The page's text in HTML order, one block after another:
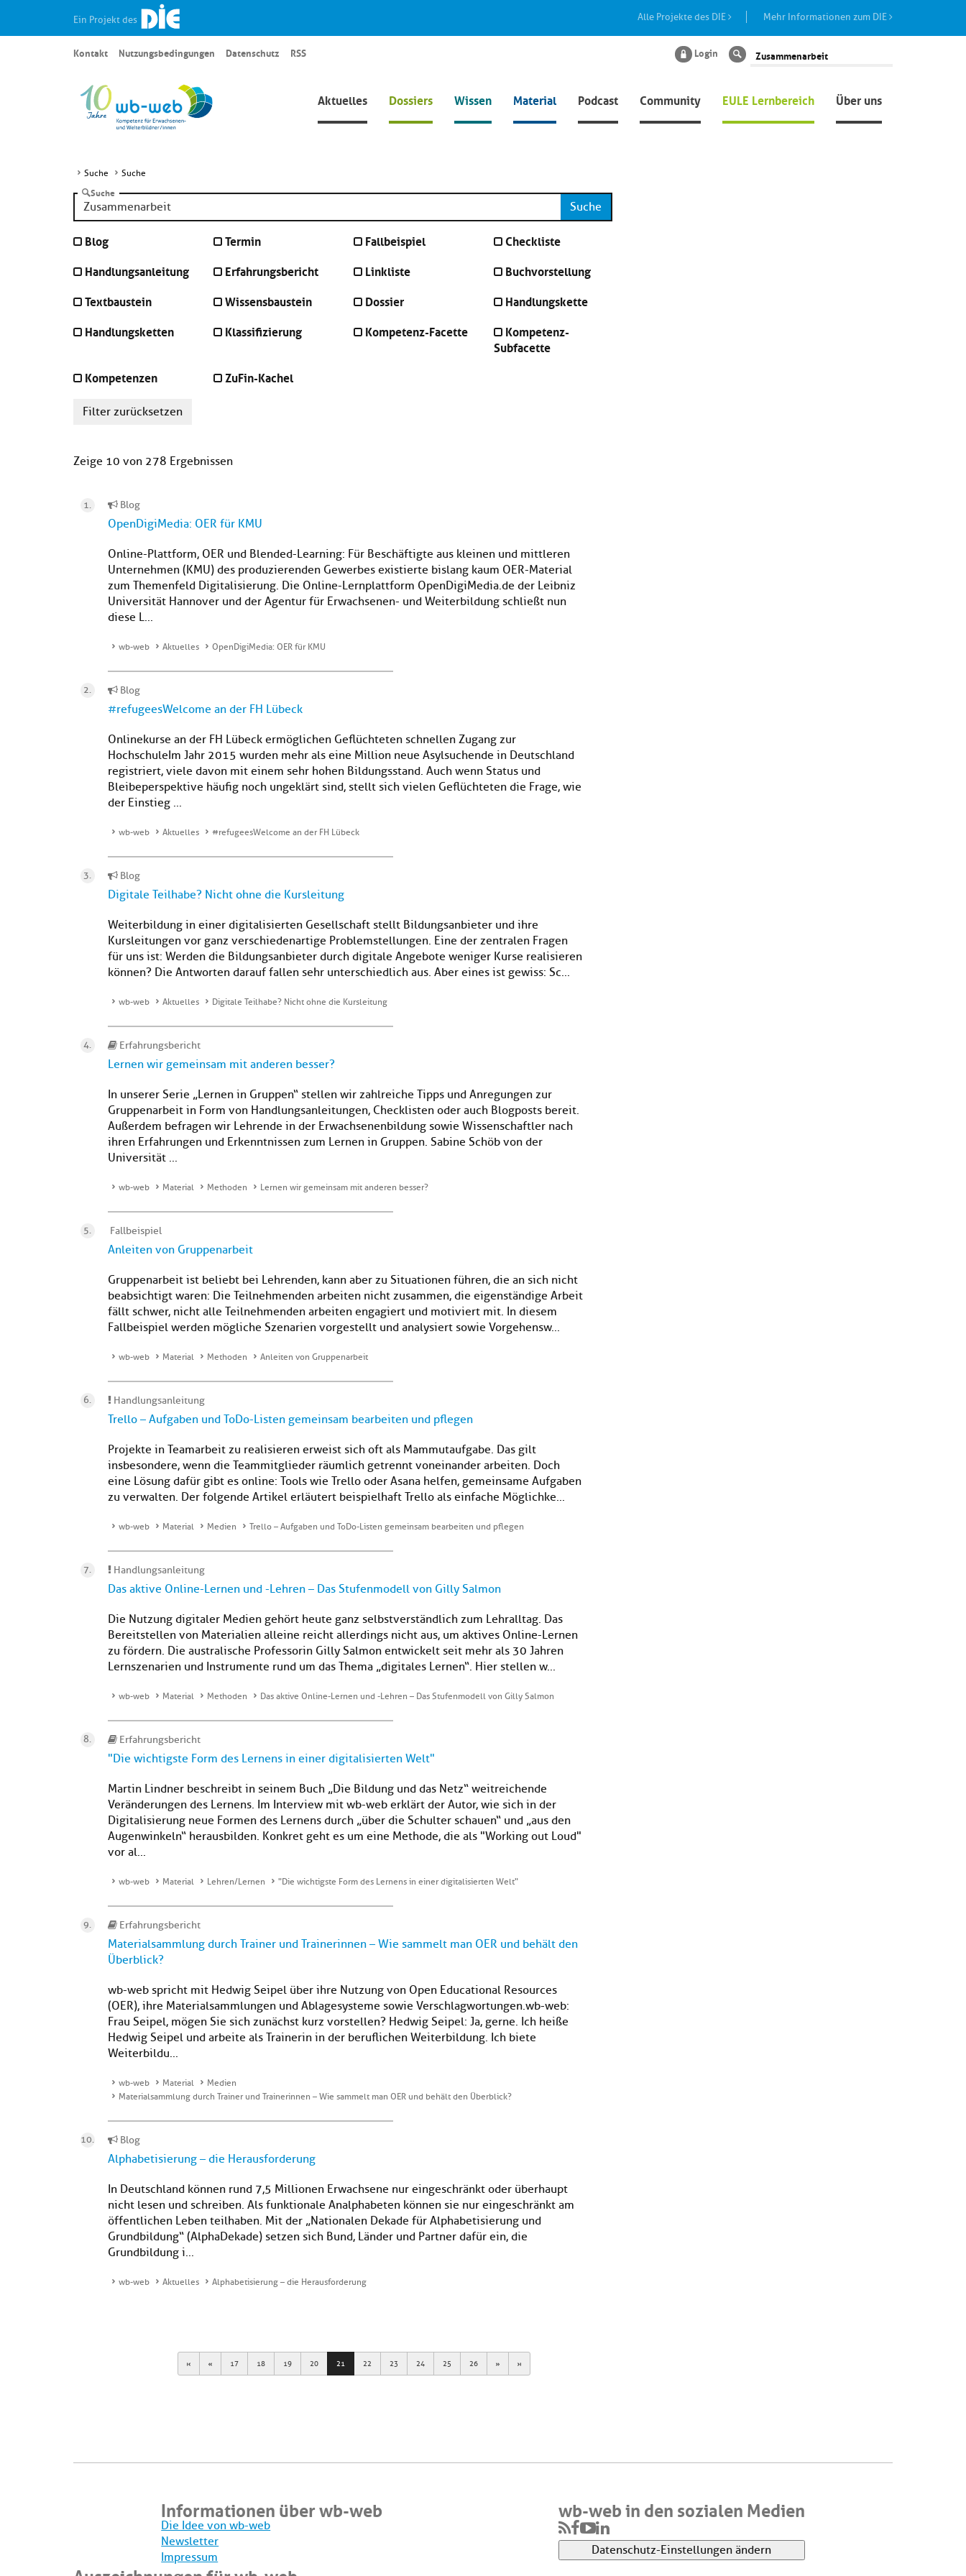
Ein Projekt des Alle Projekte des DIE Mehr Informationen zum DIE
Aktuelles Dossiers Wissen Material Podcast Community EULE Lernbereich Über uns
Kontakt Nutzungsbedingungen Datenschutz RSS Login Suche
Suche Suche
Suche
Suche
Blog Termin Fallbeispiel
Checkliste
Handlungsanleitung
Erfahrungsbericht Linkliste
Buchvorstellung
Textbaustein
Wissensbaustein Dossier
Handlungskette
Handlungsketten
Klassifizierung Kompetenz-Facette
Kompetenz-
Subfacette
Kompetenzen
ZuFin-Kachel
Filter zurücksetzen
Zeige 10 von 278 Ergebnissen
Blog
OpenDigiMedia: OER für KMU
Online-Plattform, OER und Blended-Learning: Für Beschäftigte aus kleinen und mittleren
Unternehmen (KMU) des produzierenden Gewerbes existierte bislang kaum OER-Material
zum Themenfeld Digitalisierung. Die Online-Lernplattform OpenDigiMedia.de der Leibniz
Universität Hannover und der Agentur für Erwachsenen- und Weiterbildung schließt nun
diese L...
wb-web Aktuelles OpenDigiMedia: OER für KMU
Blog
#refugeesWelcome an der FH Lübeck
Onlinekurse an der FH Lübeck ermöglichen Geflüchteten schnellen Zugang zur
Hochschule Im Jahr 2015 wurden mehr als eine Million neue Asylsuchende in Deutschland
registriert, viele davon mit einem sehr hohen Bildungsstand. Auch wenn Status und
Bleibeperspektive häufig noch ungeklärt sind, stellt sich vielen Geflüchteten die Frage, wie
der Einstieg ...
wb-web Aktuelles #refugeesWelcome an der FH Lübeck
Blog
Digitale Teilhabe? Nicht ohne die Kursleitung
Weiterbildung in einer digitalisierten Gesellschaft stellt Bildungsanbieter und ihre
Kursleitungen vor ganz verschiedenartige Problemstellungen. Eine der zentralen Fragen
für uns ist: Werden die Bildungsanbieter durch digitale Angebote weniger Kurse realisieren
können? Die Antworten darauf fallen sehr unterschiedlich aus. Aber eines ist gewiss: Sc...
wb-web Aktuelles Digitale Teilhabe? Nicht ohne die Kursleitung
Erfahrungsbericht
Lernen wir gemeinsam mit anderen besser?
In unserer Serie „Lernen in Gruppen“ stellen wir zahlreiche Tipps und Anregungen zur
Gruppenarbeit in Form von Handlungsanleitungen, Checklisten oder auch Blogposts bereit.
Außerdem befragen wir Lehrende in der Erwachsenenbildung sowie Wissenschaftler nach
ihren Erfahrungen und Erkenntnissen zum Lernen in Gruppen. Sabine Schöb von der
Universität ...
wb-web Material Methoden Lernen wir gemeinsam mit anderen besser?
Fallbeispiel
Anleiten von Gruppenarbeit
Gruppenarbeit ist beliebt bei Lehrenden, kann aber zu Situationen führen, die an sich nicht
beabsichtigt waren: Die Teilnehmenden arbeiten nicht zusammen, die eigenständige Arbeit
fällt schwer, nicht alle Teilnehmenden arbeiten engagiert und motiviert mit. In diesem
Fallbeispiel werden mögliche Szenarien vorgestellt und analysiert sowie Vorgehensw...
wb-web Material Methoden Anleiten von Gruppenarbeit
Handlungsanleitung
Trello – Aufgaben und ToDo-Listen gemeinsam bearbeiten und pflegen
Projekte in Teamarbeit zu realisieren erweist sich oft als Mammutaufgabe. Das gilt
insbesondere, wenn die Teammitglieder räumlich getrennt voneinander arbeiten. Doch
eine Lösung dafür gibt es online: Tools wie Trello oder Asana helfen, gemeinsame Aufgaben
zu verwalten. Der folgende Artikel erläutert beispielhaft Trello als einfache Möglichke...
wb-web Material Medien Trello – Aufgaben und ToDo-Listen gemeinsam bearbeiten und pflegen
Handlungsanleitung
Das aktive Online-Lernen und -Lehren – Das Stufenmodell von Gilly Salmon
Die Nutzung digitaler Medien gehört heute ganz selbstverständlich zum Lehralltag. Das
Bereitstellen von Materialien alleine reicht allerdings nicht aus, um aktives Online-Lernen
zu fördern. Die australische Professorin Gilly Salmon entwickelt seit mehr als 30 Jahren
Lernszenarien und Instrumente rund um das Thema „digitales Lernen“. Hier stellen w...
wb-web Material Methoden Das aktive Online-Lernen und -Lehren – Das Stufenmodell von Gilly Salmon
Erfahrungsbericht
"Die wichtigste Form des Lernens in einer digitalisierten Welt"
Martin Lindner beschreibt in seinem Buch „Die Bildung und das Netz“ weitreichende
Veränderungen des Lernens. Im Interview mit wb-web erklärt der Autor, wie sich in der
Digitalisierung neue Formen des Lernens durch „über die Schulter schauen“ und „aus den
Augenwinkeln“ herausbilden. Konkret geht es um eine Methode, die als "Working out Loud"
vor al...
wb-web Material Lehren/Lernen "Die wichtigste Form des Lernens in einer digitalisierten Welt"
Erfahrungsbericht
Materialsammlung durch Trainer und Trainerinnen – Wie sammelt man OER und behält den
Überblick?
wb-web spricht mit Hedwig Seipel über ihre Nutzung von Open Educational Resources
(OER), ihre Materialsammlungen und Ablagesysteme sowie Verschlagwortungen.wb-web:
Frau Seipel, mögen Sie sich zunächst kurz vorstellen? Hedwig Seipel: Ja, gerne. Ich heiße
Hedwig Seipel und arbeite als Trainerin in der beruflichen Weiterbildung. Ich biete
Weiterbildu...
wb-web Material
Medien
Materialsammlung durch Trainer und Trainerinnen – Wie sammelt man OER und behält den Überblick?
Blog
Alphabetisierung – die Herausforderung
In Deutschland können rund 7,5 Millionen Erwachsene nur eingeschränkt oder überhaupt
nicht lesen und schreiben. Als funktionale Analphabeten können sie nur eingeschränkt am
öffentlichen Leben teilhaben. Mit der „Nationalen Dekade für Alphabetisierung und
Grundbildung“ (AlphaDekade) setzen sich Bund, Länder und Partner dafür ein, die
Grundbildung i...
wb-web Aktuelles Alphabetisierung – die Herausforderung
First Previous
17 18 19 20 21 22 23 24 25 26 Next Last
Informationen über wb-web
Die Idee von wb-web
Newsletter
Impressum
wb-web in den sozialen Medien
Datenschutz-Einstellungen ändern